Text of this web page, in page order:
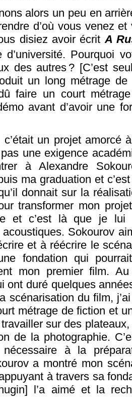
alors un peu en
d’où vous venez
disiez avoir écrit A
d’université. Pourquoi
des autres ? [C’est
un long métrage
faire un court
avant d’avoir une
un projet amorcé
pas une exigence
à Alexandre
ma graduation et
donnait sur la
transformer mon
et c’est là que je
Sokourov
et à réécrire le
fondation qui
mon premier film.
ont duré quelques
scénarisation du film,
métrage de fiction et
travailler sur des
de la photographie.
nécessaire à la
a montré mon
à travers sa
l’a aimé et la